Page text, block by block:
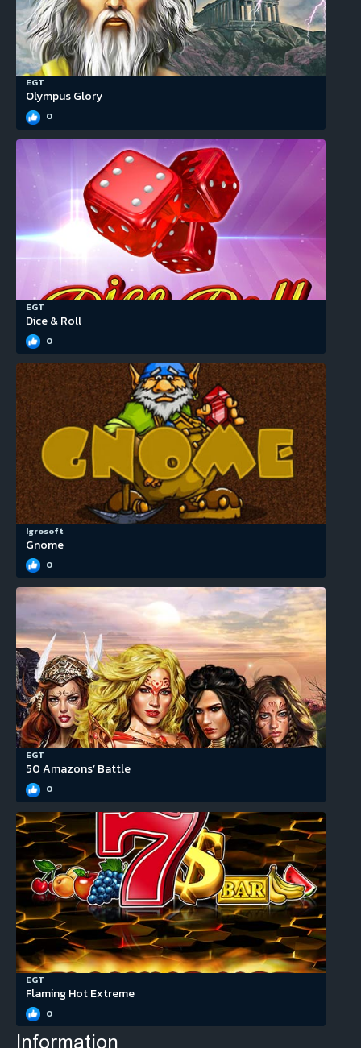
EGT
Olympus Glory
0
EGT
Dice & Roll
0
Igrosoft
Gnome
0
EGT
50 Amazons’ Battle
0
EGT
Flaming Hot Extreme
0
Information